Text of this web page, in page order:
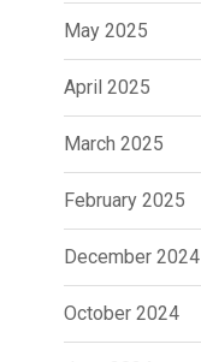
May 2025
April 2025
March 2025
February 2025
December 2024
October 2024